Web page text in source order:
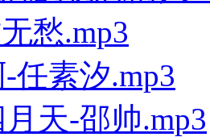
愁.mp3
任素汐.mp3
天-邵帅.mp3